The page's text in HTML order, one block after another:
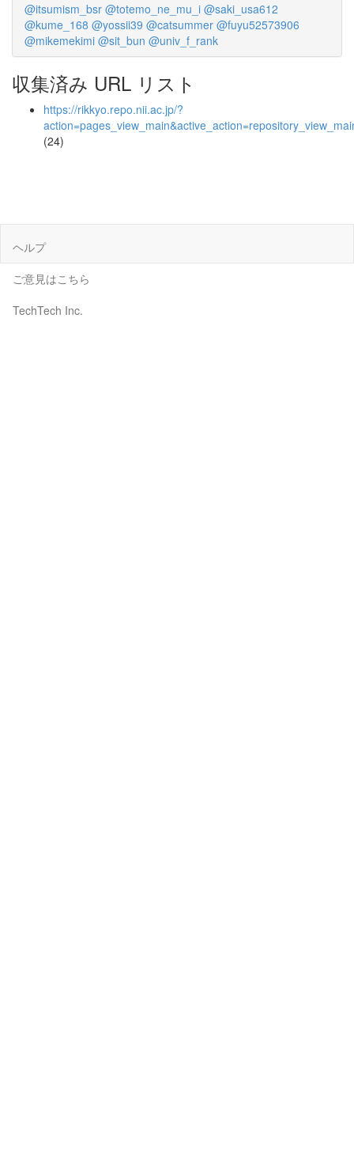
@itsumism_bsr @totemo_ne_mu_i @saki_usa612
@kume_168 @yossii39 @catsummer @fuyu52573906
@mikemekimi @sit_bun @univ_f_rank
収集済み URL リスト
https://rikkyo.repo.nii.ac.jp/?
(24)
ヘルプ
ご意見はこちら
TechTech Inc.